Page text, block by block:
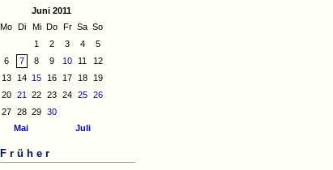
Juni 2011
Mo
Di Mi Do Fr Sa So
1
2 3 4
5
6
7 8 9 10 11
12
13
14 15 16 17 18
19
20
21 22 23 24 25
26
27
28 29 30
Mai
Juli
Früher